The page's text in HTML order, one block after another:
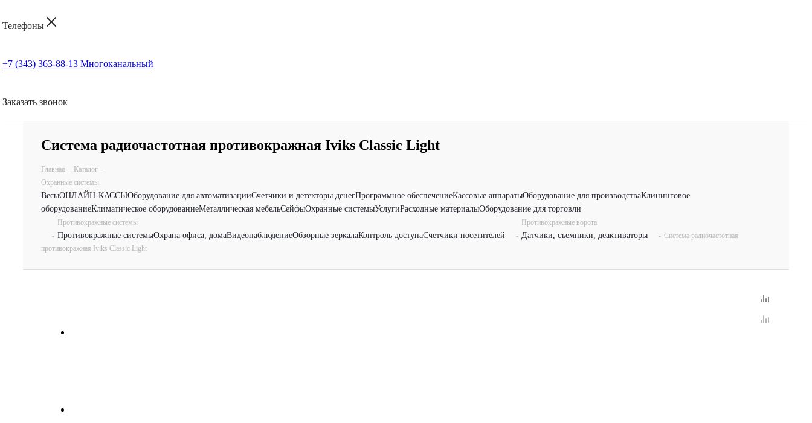
Телефоны
+7 (343) 363-88-13 Многоканальный
Заказать звонок
Система радиочастотная противокражная Iviks Classic Light
Главная - Каталог -
Охранные системы
ВесыОНЛАЙН-КАССЫОборудование для автоматизацииСчетчики и детекторы денегПрограммное обеспечениеКассовые аппаратыОборудование для производстваКлининговое
оборудованиеКлиматическое оборудованиеМеталлическая мебельСейфыОхранные системыУслугиРасходные материалыОборудование для торговли
-
Противокражные системы
Противокражные системыОхрана офиса, домаВидеонаблюдениеОбзорные зеркалаКонтроль доступаСчетчики посетителей -
Противокражные ворота
Датчики, съемники, деактиваторы - Система радиочастотная
противокражная Iviks Classic Light